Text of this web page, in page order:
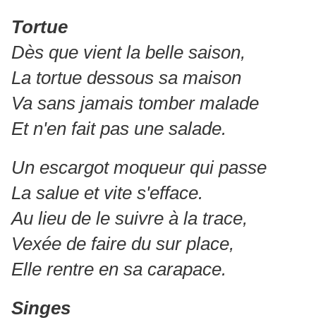
Tortue
Dès que vient la belle saison,
La tortue dessous sa maison
Va sans jamais tomber malade
Et n'en fait pas une salade.
Un escargot moqueur qui passe
La salue et vite s'efface.
Au lieu de le suivre à la trace,
Vexée de faire du sur place,
Elle rentre en sa carapace.
Singes